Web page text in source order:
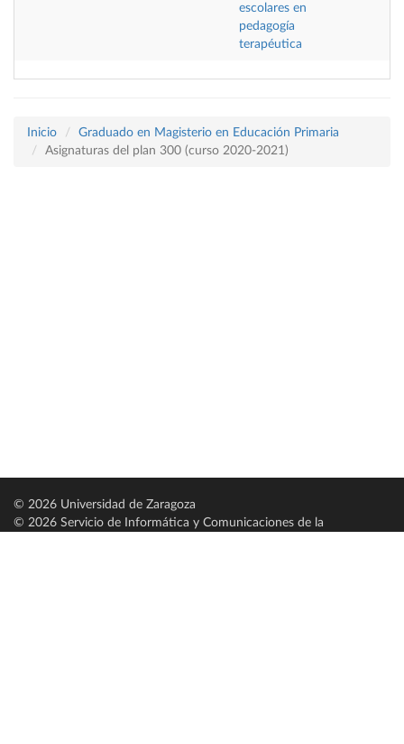
escolares en
pedagogía
terapéutica
Inicio
Graduado en Magisterio en Educación Primaria
Asignaturas del plan 300 (curso 2020-2021)
© 2026 Universidad de Zaragoza
© 2026 Servicio de Informática y Comunicaciones de la